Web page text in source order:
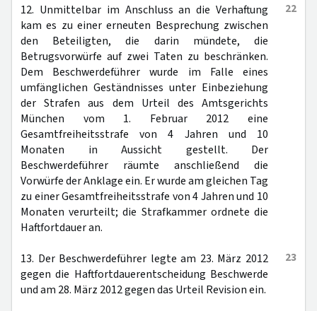
22
12. Unmittelbar im Anschluss an die Verhaftung
kam es zu einer erneuten Besprechung zwischen
den Beteiligten, die darin mündete, die
Betrugsvorwürfe auf zwei Taten zu beschränken.
Dem Beschwerdeführer wurde im Falle eines
umfänglichen Geständnisses unter Einbeziehung
der Strafen aus dem Urteil des Amtsgerichts
München vom 1. Februar 2012 eine
Gesamtfreiheitsstrafe von 4 Jahren und 10
Monaten in Aussicht gestellt. Der
Beschwerdeführer räumte anschließend die
Vorwürfe der Anklage ein. Er wurde am gleichen Tag
zu einer Gesamtfreiheitsstrafe von 4 Jahren und 10
Monaten verurteilt; die Strafkammer ordnete die
Haftfortdauer an.
23
13. Der Beschwerdeführer legte am 23. März 2012
gegen die Haftfortdauerentscheidung Beschwerde
und am 28. März 2012 gegen das Urteil Revision ein.